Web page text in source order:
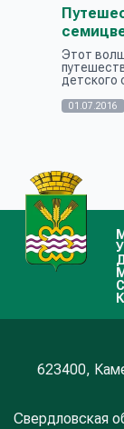
Этот
детского
Бабу Ягу,
01.07.2016
623400,
Свердловская